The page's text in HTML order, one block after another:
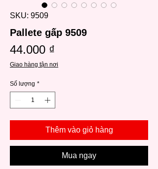
SKU: 9509
Pallete gấp 9509
44.000 ₫
Giao hàng tận nơi
Số lượng *
Thêm vào giỏ hàng
Mua ngay